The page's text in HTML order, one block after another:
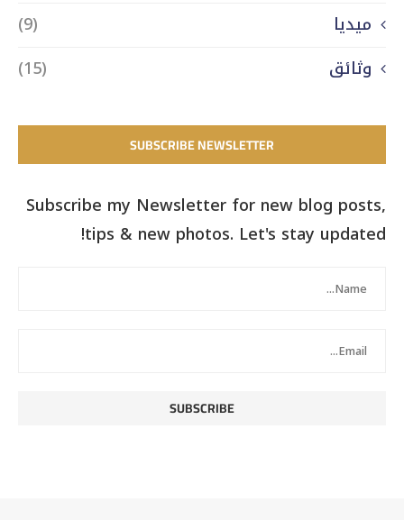
ميديا
(9)
وثائق
(15)
SUBSCRIBE NEWSLETTER
Subscribe my Newsletter for new blog posts,
tips & new photos. Let's stay updated!